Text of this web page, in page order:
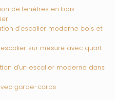
de fenêtres en bois
d'escalier moderne bois et
sur mesure avec quart
d'un escalier moderne dans
garde-corps